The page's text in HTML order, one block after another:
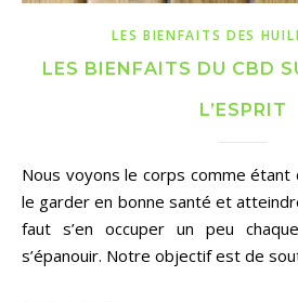
LES BIENFAITS DES
LES BIENFAITS DU CBD
L’ESPRIT
Nous voyons le corps comme étant comme un jardin. Pour
le garder en bonne santé et
faut s’en occuper un peu
s’épanouir. Notre objectif est de